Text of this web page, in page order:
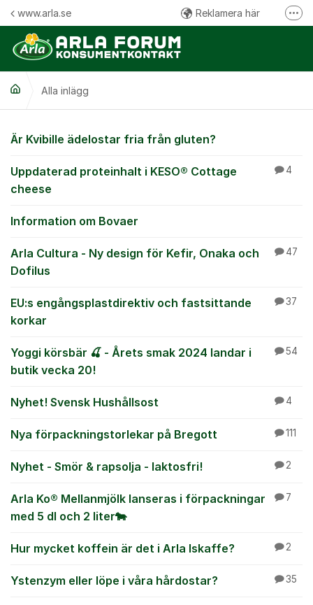
Hoppa till innehåll
www.arla.se Reklamera här
Följ oss på Facebook
Alla inlägg
Alla inlägg
Är Kvibille ädelostar fria från gluten?
Uppdaterad proteinhalt i KESO® Cottage
cheese
4
Information om Bovaer
Arla Cultura - Ny design för Kefir, Onaka och
Dofilus
47
EU:s engångsplastdirektiv och fastsittande
korkar
37
Yoggi körsbär 🍒 - Årets smak 2024 landar i
butik vecka 20!
54
Nyhet! Svensk Hushållsost 4
Nya förpackningstorlekar på Bregott 111
Nyhet - Smör & rapsolja - laktosfri! 2
Arla Ko® Mellanmjölk lanseras i förpackningar
med 5 dl och 2 liter🐄
7
Hur mycket koffein är det i Arla Iskaffe? 2
Ystenzym eller löpe i våra hårdostar? 35